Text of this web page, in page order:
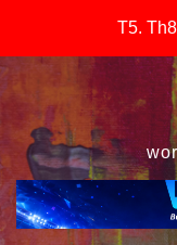
content
T5.